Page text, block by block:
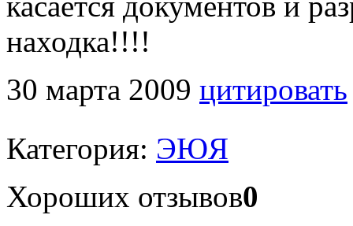
находка!!!!
30 марта 2009 цитировать
Категория: ЭЮЯ
Хороших отзывов0